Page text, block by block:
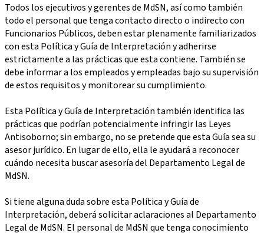
Todos los ejecutivos y gerentes de MdSN, así como también
todo el personal que tenga contacto directo o indirecto con
Funcionarios Públicos, deben estar plenamente familiarizados
con esta Política y Guía de Interpretación y adherirse
estrictamente a las prácticas que esta contiene. También se
debe informar a los empleados y empleadas bajo su supervisión
de estos requisitos y monitorear su cumplimiento.
Esta Política y Guía de Interpretación también identifica las
prácticas que podrían potencialmente infringir las Leyes
Antisoborno; sin embargo, no se pretende que esta Guía sea su
asesor jurídico. En lugar de ello, ella le ayudará a reconocer
cuándo necesita buscar asesoría del Departamento Legal de
MdSN.
Si tiene alguna duda sobre esta Política y Guía de
Interpretación, deberá solicitar aclaraciones al Departamento
Legal de MdSN. El personal de MdSN que tenga conocimiento